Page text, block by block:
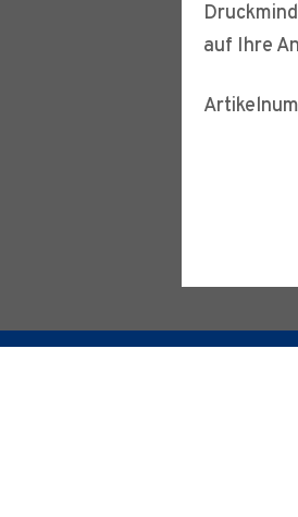
auf Ihre